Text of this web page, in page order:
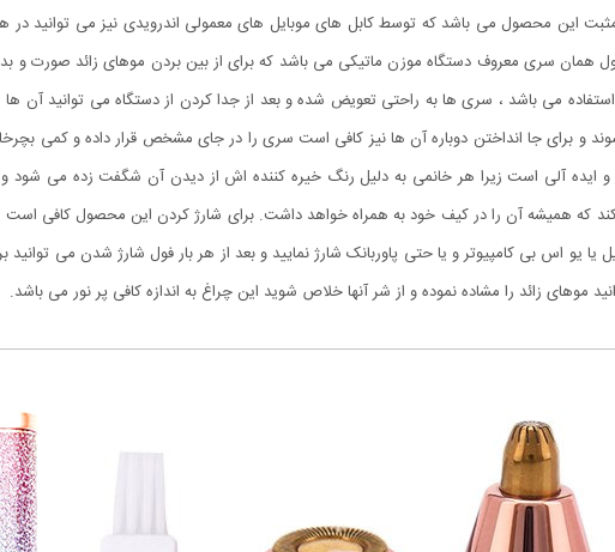
این محصول می باشد که توسط کابل های موبایل های معمولی اندرویدی نیز می توانید در
سری معروف دستگاه موزن ماتیکی می باشد که برای از بین بردن موهای زائد صورت و
استفاده می باشد ، سری ها به راحتی تعویض شده و بعد از جدا کردن از دستگاه می توانید
و برای جا انداختن دوباره آن ها نیز کافی است سری را در جای مشخص قرار داده و کمی
و ایده آلی است زیرا هر خانمی به دلیل رنگ خیره کننده اش از دیدن آن شگفت زده می شود
که همیشه آن را در کیف خود به همراه خواهد داشت. برای شارژ کردن این محصول کافی است
یا یو اس بی کامپیوتر و یا حتی پاوربانک شارژ نمایید و بعد از هر بار فول شارژ شدن می
موهای زائد را مشاده نموده و از شر آنها خلاص شوید این چراغ به اندازه کافی پر نور می باشد.